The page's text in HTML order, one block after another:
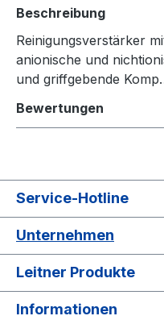
Beschreibung
Reinigungsverstärker
anionische und
und griffgebende
Bewertungen
Service-Hotline
Unternehmen
Leitner Produkte
Informationen